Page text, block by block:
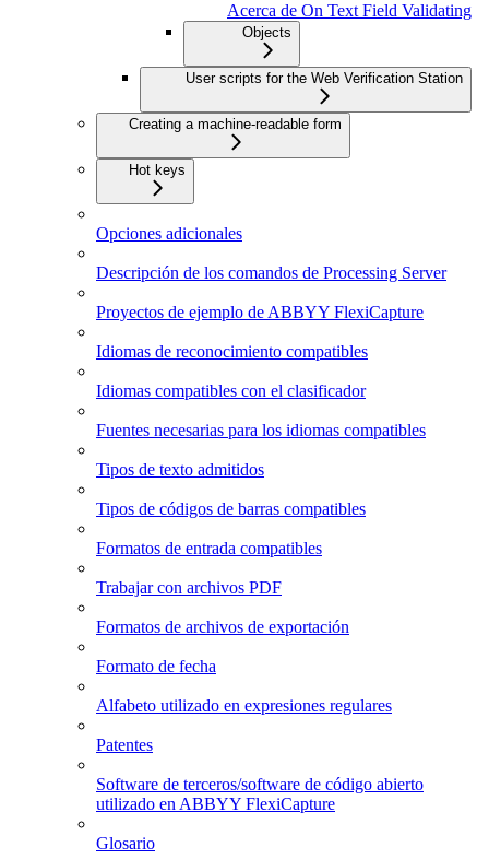
Acerca de On Text Field Validating
Objects
User scripts for the Web Verification Station
Creating a machine-readable form
Hot keys
Opciones adicionales
Descripción de los comandos de Processing Server
Proyectos de ejemplo de ABBYY FlexiCapture
Idiomas de reconocimiento compatibles
Idiomas compatibles con el clasificador
Fuentes necesarias para los idiomas compatibles
Tipos de texto admitidos
Tipos de códigos de barras compatibles
Formatos de entrada compatibles
Trabajar con archivos PDF
Formatos de archivos de exportación
Formato de fecha
Alfabeto utilizado en expresiones regulares
Patentes
Software de terceros/software de código abierto
utilizado en ABBYY FlexiCapture
Glosario